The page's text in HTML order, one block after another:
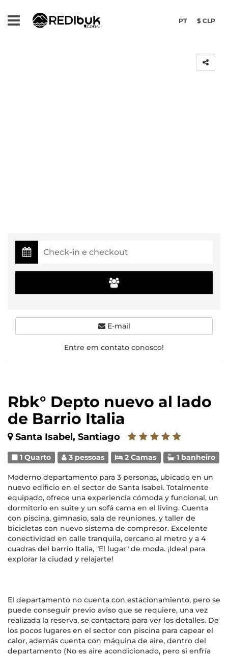
PT $ CLP
Rbk° Depto nuevo al lado
de Barrio Italia
Santa Isabel, Santiago
1 Quarto 3 pessoas 2 Camas 1 banheiro
Moderno departamento para 3 personas, ubicado en un
nuevo edificio en el sector de Santa Isabel. Totalmente
equipado, ofrece una experiencia cómoda y funcional, un
dormitorio en suite y un sofá cama en el living. Cuenta
con piscina, gimnasio, sala de reuniones, y taller de
bicicletas con nuevo sistema de compresor. Excelente
conectividad en calle tranquila, cercano al metro y a 4
cuadras del barrio Italia, "El lugar" de moda. ¡Ideal para
explorar la ciudad y relajarte!
El departamento no cuenta con estacionamiento, pero se
puede conseguir previo aviso que se requiere, una vez
realizada la reserva, se contactara para ver los detalles. De
los pocos lugares en el sector con piscina para capear el
calor, además cuenta con máquina de aire, dentro del
departamento (No es aire acondicionado, pero si enfría
E-mail
Entre em contato conosco!